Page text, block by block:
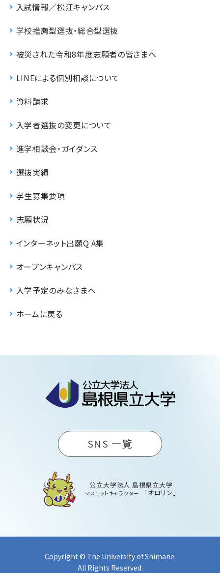
入試情報／松江キャンパス
学校推薦型選抜・総合型選抜
被災された令和8年度志願者の皆さまへ
LINEによる個別相談について
資料請求
入学者選抜の変更について
進学相談会・ガイダンス
選抜実績
学生募集要項
志願状況
インターネット出願Q A集
オープンキャンパス
入学予定のみなさまへ
ホームに戻る
SNS 一覧
公立大学法人 島根県立大学
マスコットキャラクター 「オロリン」
Copyright © The University of Shimane.
All Rights Reserved.